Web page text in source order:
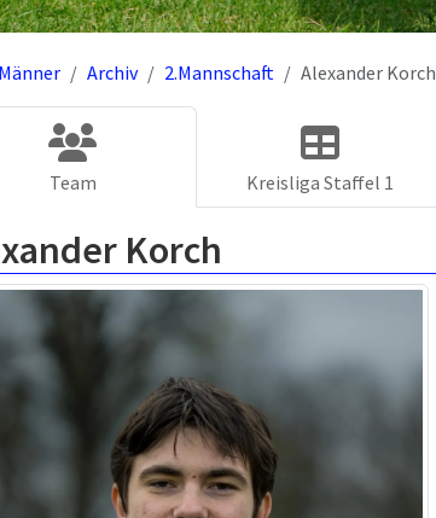
Männer Archiv 2.Mannschaft Alexander Korch
Team Kreisliga Staffel 1
Korch